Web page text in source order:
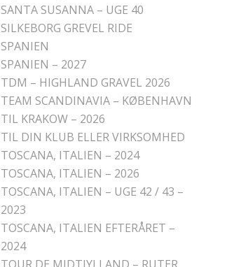
SANTA SUSANNA – UGE 40
SILKEBORG GREVEL RIDE
SPANIEN
SPANIEN – 2027
TDM – HIGHLAND GRAVEL 2026
TEAM SCANDINAVIA – KØBENHAVN
TIL KRAKOW – 2026
TIL DIN KLUB ELLER VIRKSOMHED
TOSCANA, ITALIEN – 2024
TOSCANA, ITALIEN – 2026
TOSCANA, ITALIEN – UGE 42 / 43 –
2023
TOSCANA, ITALIEN EFTERÅRET –
2024